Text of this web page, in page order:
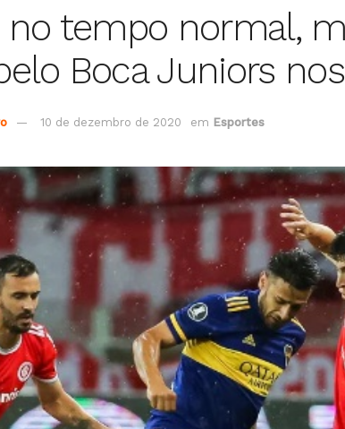
no tempo normal,
Boca Juniors
10 de dezembro de 2020 em Esportes